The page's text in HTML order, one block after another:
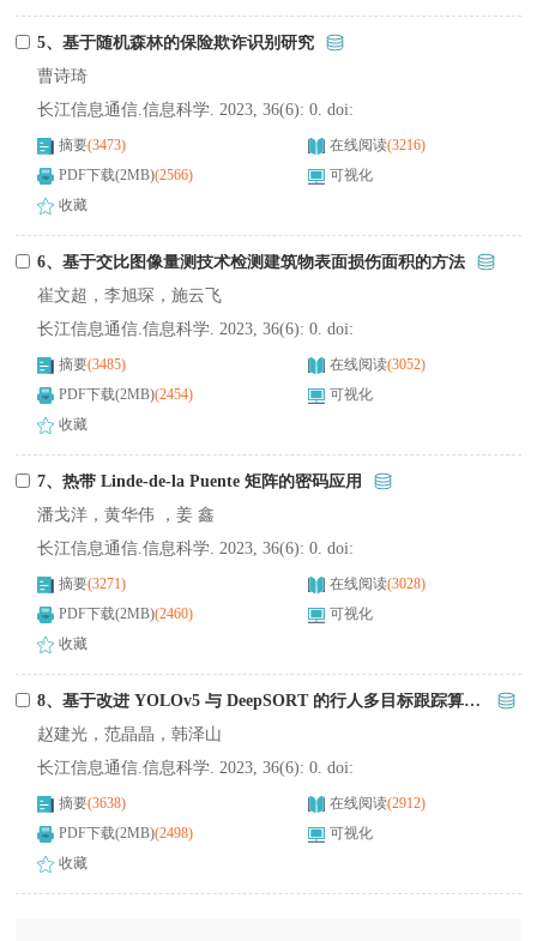
5、基于随机森林的保险欺诈识别研究
曹诗琦
长江信息通信.信息科学. 2023, 36(6): 0. doi:
摘要(3473) 在线阅读(3216)
PDF下载(2MB)(2566)
可视化
收藏
6、基于交比图像量测技术检测建筑物表面损伤面积的方法
崔文超，李旭琛，施云飞
长江信息通信.信息科学. 2023, 36(6): 0. doi:
摘要(3485) 在线阅读(3052)
PDF下载(2MB)(2454)
可视化
收藏
7、热带 Linde-de-la Puente 矩阵的密码应用
潘戈洋，黄华伟 ，姜 鑫
长江信息通信.信息科学. 2023, 36(6): 0. doi:
摘要(3271) 在线阅读(3028)
PDF下载(2MB)(2460)
可视化
收藏
8、基于改进 YOLOv5 与 DeepSORT 的行人多目标跟踪算法研究
赵建光，范晶晶，韩泽山
长江信息通信.信息科学. 2023, 36(6): 0. doi:
摘要(3638) 在线阅读(2912)
PDF下载(2MB)(2498)
可视化
收藏